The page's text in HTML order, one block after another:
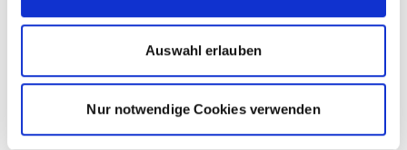
Auswahl erlauben
Nur notwendige Cookies verwenden